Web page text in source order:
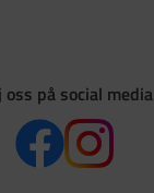
oss på social media